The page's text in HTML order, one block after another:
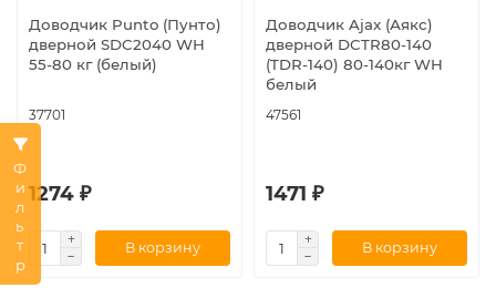
Фильтр
Доводчик Punto (Пунто)
дверной SDC2040 WH
55-80 кг (белый)
37701
1274 ₽
В корзину
Доводчик Ajax (Аякс)
дверной DCTR80-140
(TDR-140) 80-140кг WH
белый
47561
1471 ₽
В корзину